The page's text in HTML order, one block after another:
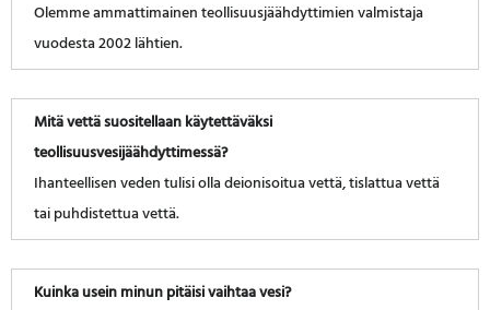
Olemme ammattimainen teollisuusjäähdyttimien valmistaja
vuodesta 2002 lähtien.
Mitä vettä suositellaan käytettäväksi
teollisuusvesijäähdyttimessä?
Ihanteellisen veden tulisi olla deionisoitua vettä, tislattua vettä
tai puhdistettua vettä.
Kuinka usein minun pitäisi vaihtaa vesi?